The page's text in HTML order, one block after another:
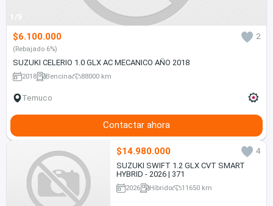
1/5
$6.100.000 2
(Rebajado 6%)
SUZUKI CELERIO 1.0 GLX AC MECANICO AÑO 2018
2018 Bencina 88000 km
Temuco
Contactar ahora
$14.980.000
4
SUZUKI SWIFT 1.2 GLX CVT SMART
HYBRID - 2026 | 371
2026 Híbrido 11650 km